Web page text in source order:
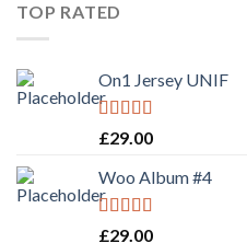
TOP RATED
On1 Jersey UNIF
Rated5.00
£29.00
Woo Album #4
Rated5.00
£29.00